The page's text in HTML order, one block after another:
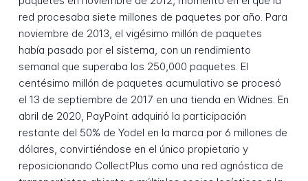
red procesaba siete millones de paquetes por año. Para
noviembre de 2013, el vigésimo millón de paquetes
había pasado por el sistema, con un rendimiento
semanal que superaba los 250,000 paquetes. El
centésimo millón de paquetes acumulativo se procesó
el 13 de septiembre de 2017 en una tienda en Widnes. En
abril de 2020, PayPoint adquirió la participación
restante del 50% de Yodel en la marca por 6 millones de
dólares, convirtiéndose en el único propietario y
reposicionando CollectPlus como una red agnóstica de